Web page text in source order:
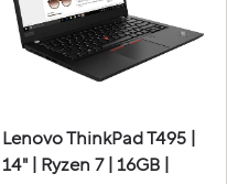
Lenovo ThinkPad T495 |
14" | Ryzen 7 | 16GB |